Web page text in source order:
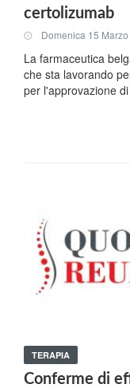
certolizumab
Domenica 15
La farmaceutica
che sta lavorando
per l'approvazione
TERAPIA
Conferme di